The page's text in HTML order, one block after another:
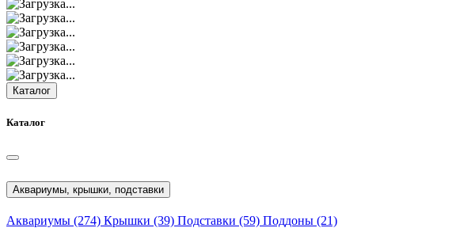
Каталог
Каталог
Аквариумы, крышки, подставки
Аквариумы (274) Крышки (39) Подставки (59) Поддоны (21)